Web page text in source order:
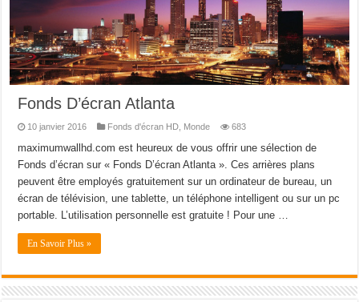
Fonds D’écran Atlanta
10 janvier 2016 Fonds d'écran HD Monde 683
maximumwallhd.com est heureux de vous offrir une sélection de
Fonds d’écran sur « Fonds D’écran Atlanta ». Ces arrières plans
peuvent être employés gratuitement sur un ordinateur de bureau, un
écran de télévision, une tablette, un téléphone intelligent ou sur un pc
portable. L’utilisation personnelle est gratuite ! Pour une …
En Savoir Plus »